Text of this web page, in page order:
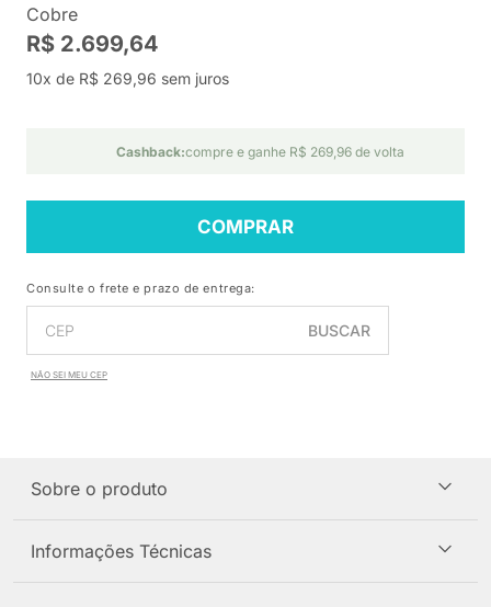
Cobre
R$ 2.699,64
10x de R$ 269,96 sem juros
Cashback:compre e ganhe R$ 269,96 de volta
COMPRAR
Consulte o frete e prazo de entrega:
BUSCAR
NÃO SEI MEU CEP
Sobre o produto
Informações Técnicas